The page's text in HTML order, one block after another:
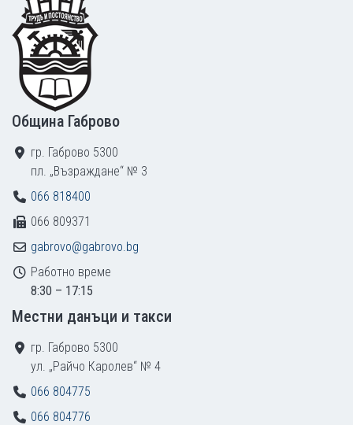
Footer
Община Габрово
гр. Габрово 5300
пл. „Възраждане“ № 3
066 818400
066 809371
gabrovo@gabrovo.bg
Работно време
8:30 – 17:15
Местни данъци и такси
гр. Габрово 5300
ул. „Райчо Каролев“ № 4
066 804775
066 804776